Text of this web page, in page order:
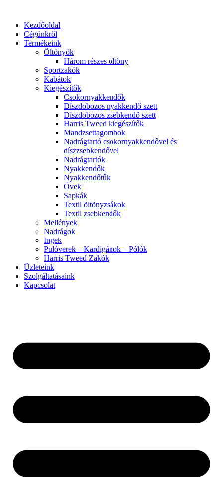
tartalomhozKezdőoldal
Cégünkről
Termékeink
Öltönyök
Három részes öltöny
Sportzakók
Kabátok
Kiegészítők
Csokornyakkendők
Díszdobozos nyakkendő szett
Díszdobozos zsebkendő szett
Harris Tweed kiegészítők
Mandzsettagombok
Nadrágtartó csokornyakkendővel és
díszzsebkendővel
Nadrágtartók
Nyakkendők
Nyakkendőtűk
Övek
Sapkák
Textil öltönyzsákok
Textil zsebkendők
Mellények
Nadrágok
Ingek
Pulóverek – Kardigánok – Pólók
Harris Tweed Zakók
Üzleteink
Szolgáltatásaink
Kapcsolat